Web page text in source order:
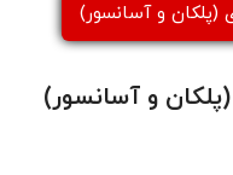
(پلکان و آسانسور)
و آسانسور)